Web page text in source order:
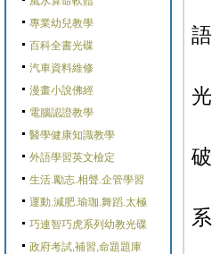
專業幼兒教學
百科全書光碟
汽車資料維修
漫畫小說佛經
電腦認證教學
醫學健康知識教學
外語學習英文檢定
生活.勵志.相聲.企管學習
運動.減肥.瑜珈.舞蹈.太極
巧連智巧虎系列幼教光碟
政府考試,補習,命題題庫